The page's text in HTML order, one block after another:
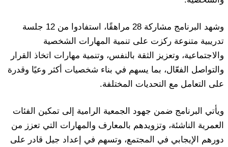
وشهد البرنامج مشاركة 28 مراهقًا، استفادوا من 12 جلسة
تدريبية متنوعة ركزت على تنمية المهارات الشخصية
والاجتماعية، وتعزيز الثقة بالنفس، وتنمية مهارات اتخاذ القرار
والتواصل الفعّال، بما يسهم في بناء شخصيات أكثر وعيًا وقدرة
على التعامل مع التحديات المختلفة.
ويأتي البرنامج ضمن جهود الجمعية الرامية إلى تمكين الفئات
العمرية الناشئة، وتزويدهم بالمعارف والمهارات التي تعزز من
دورهم الإيجابي في المجتمع، وتسهم في إعداد جيل قادر على